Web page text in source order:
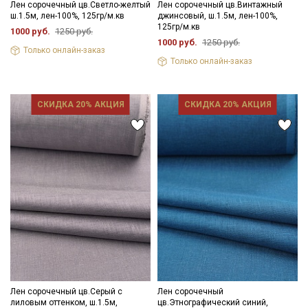
Лен сорочечный цв.Светло-желтый
ш.1.5м, лен-100%, 125гр/м.кв
1000 руб. 1250 руб.
Только онлайн-заказ
Лен сорочечный цв.Винтажный
джинсовый, ш.1.5м, лен-100%,
125гр/м.кв
1000 руб. 1250 руб.
Только онлайн-заказ
СКИДКА 20% АКЦИЯ
Лен сорочечный цв.Серый с
лиловым оттенком, ш.1.5м,
СКИДКА 20% АКЦИЯ
Лен сорочечный
цв.Этнографический синий,